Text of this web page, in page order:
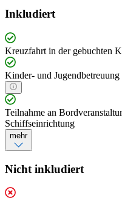
Inkludiert
Kreuzfahrt in der gebuchten
Kinder- und Jugendbetreuung
Teilnahme an
Schiffseinrichtung
mehr
Nicht inkludiert